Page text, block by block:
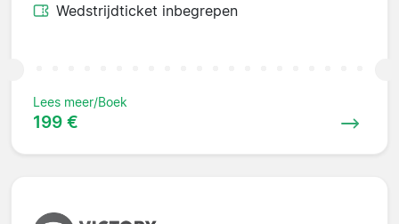
Wedstrijdticket inbegrepen
Lees meer/Boek
199 €